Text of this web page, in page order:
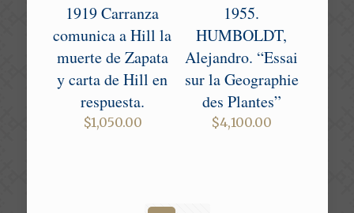
1919 Carranza
comunica a Hill la
muerte de Zapata
y carta de Hill en
respuesta.
$1,050.00
1955.
HUMBOLDT,
Alejandro. “Essai
sur la Geographie
des Plantes”
$4,100.00